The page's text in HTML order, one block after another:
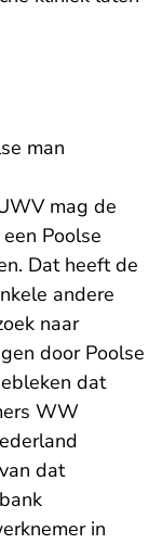
man
mag de
Poolse
Dat heeft de
andere
naar
door Poolse
dat
WW
dat
in